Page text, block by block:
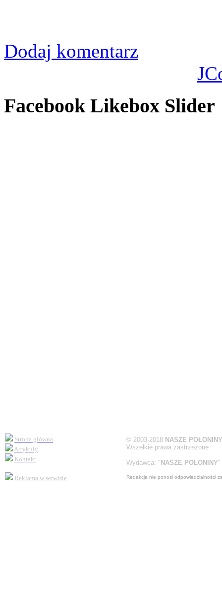
Dodaj komentarz
Facebook Likebox Slider
Strona główna
Artykuły
Kontakt
Reklama w serwisie
© 2003-2018 NASZE POŁONINY
Wszelkie prawa zastrzeżone
Wydawca: " NASZE POŁONINY
Redakcja nie ponosi odpowiedzialności